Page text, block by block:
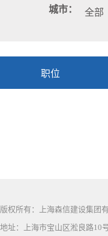
城市： 全部
职位
版权所有：上海森信建设集团
地址：上海市宝山区淞良路10